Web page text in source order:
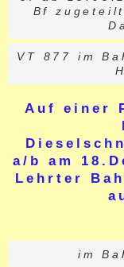
Bf
VT 877 im
Auf einer
a/b am
Lehrter
im